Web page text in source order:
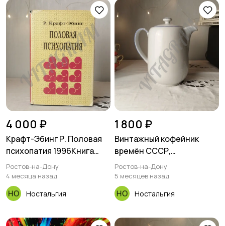
4 000 ₽
Крафт-Эбинг Р. Половая
психопатия 1996Книга
внутри в идеальном
состоянии.Потрёпана
суперобложка, есть
небольшой загиб твёрдой
Ростов-на-Дону
4 месяца назад
Ностальгия
1 800 ₽
Винтажный кофейник
времён СССР,
производство «Кахла»,
"Kahla"
Ростов-на-Дону
5 месяцев назад
Ностальгия